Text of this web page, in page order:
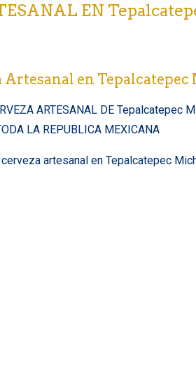
EN
Artesanal en
ARTESANAL DE Tepalcatepec
LA REPUBLICA MEXICANA
artesanal en Tepalcatepec